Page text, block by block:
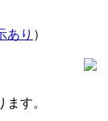
あり ）
す。